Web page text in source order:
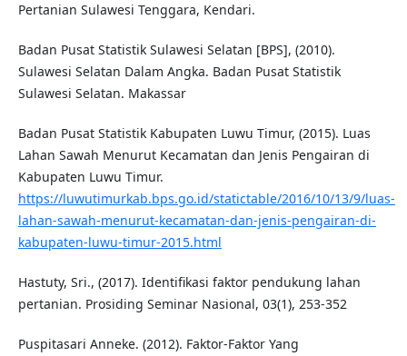
Pertanian Sulawesi Tenggara, Kendari.
Badan Pusat Statistik Sulawesi Selatan [BPS], (2010).
Sulawesi Selatan Dalam Angka. Badan Pusat Statistik
Sulawesi Selatan. Makassar
Badan Pusat Statistik Kabupaten Luwu Timur, (2015). Luas
Lahan Sawah Menurut Kecamatan dan Jenis Pengairan di
Kabupaten Luwu Timur.
https://luwutimurkab.bps.go.id/statictable/2016/10/13/9/luas-
lahan-sawah-menurut-kecamatan-dan-jenis-pengairan-di-
kabupaten-luwu-timur-2015.html
Hastuty, Sri., (2017). Identifikasi faktor pendukung lahan
pertanian. Prosiding Seminar Nasional, 03(1), 253-352
Puspitasari Anneke. (2012). Faktor-Faktor Yang